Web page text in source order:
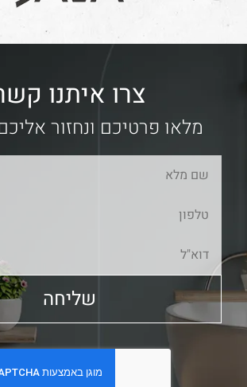
צרו איתנו
מלאו פרטיכם ונחזור
שליחה